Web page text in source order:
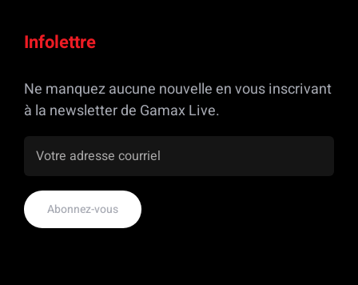
Infolettre
Ne manquez aucune nouvelle en vous inscrivant
à la newsletter de Gamax Live.